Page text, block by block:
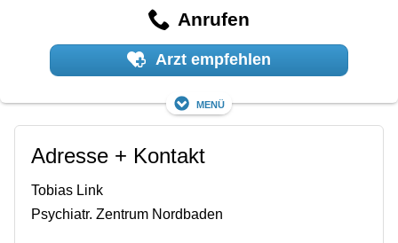
Anrufen
Arzt empfehlen
Menü
Adresse + Kontakt
Tobias Link
Psychiatr. Zentrum Nordbaden